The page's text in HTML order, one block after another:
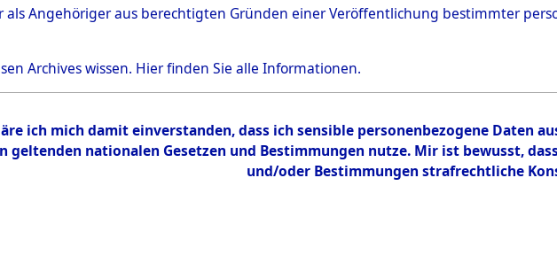
Person AKIMOW OKIMOW, DIMITRIJ
Bestand
als Angehöriger aus berechtigten Gründen einer Veröffentlichung bestimmter
Archives wissen. Hierfinden Sie alle Informationen.
ich mich damit einverstanden, dass ich sensible personenbezogene Daten
nationalen Gesetzen und Bestimmungen nutze. Mir ist bewusst,
und/oder Bestimmungen strafrechtliche